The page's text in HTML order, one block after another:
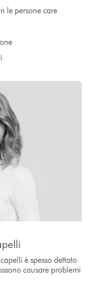
le persone care
è spesso dettato
causare problemi